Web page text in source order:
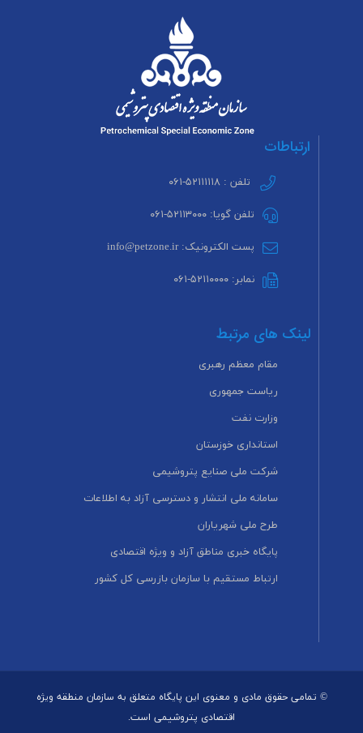
ارتباطات
تلفن : ۵۲۱۱۱۱۱۸-۰۶۱
تلفن گویا: ۵۲۱۱۳۰۰۰-۰۶۱
پست الکترونیک: info@petzone.ir
نمابر: ۵۲۱۱۰۰۰۰-۰۶۱
لینک های مرتبط
مقام معظم رهبری
ریاست جمهوری
وزارت نفت
استانداری خوزستان
شرکت ملی صنایع پتروشیمی
سامانه ملی انتشار و دسترسی آزاد به اطلاعات
طرح ملی شهریاران
پایگاه خبری مناطق آزاد و ویژه اقتصادی
ارتباط مستقیم با سازمان بازرسی کل کشور
© تمامی حقوق مادی و معنوی این پایگاه متعلق به سازمان منطقه ویژه
اقتصادی پتروشیمی است.